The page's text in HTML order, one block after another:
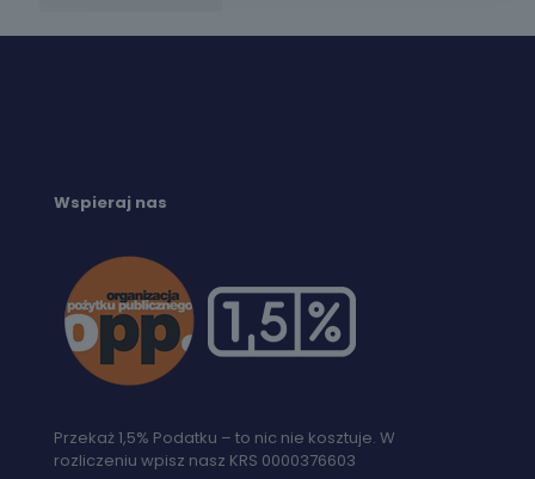
Wspieraj nas
Przekaż 1,5% Podatku – to nic nie kosztuje. W
rozliczeniu wpisz nasz KRS 0000376603